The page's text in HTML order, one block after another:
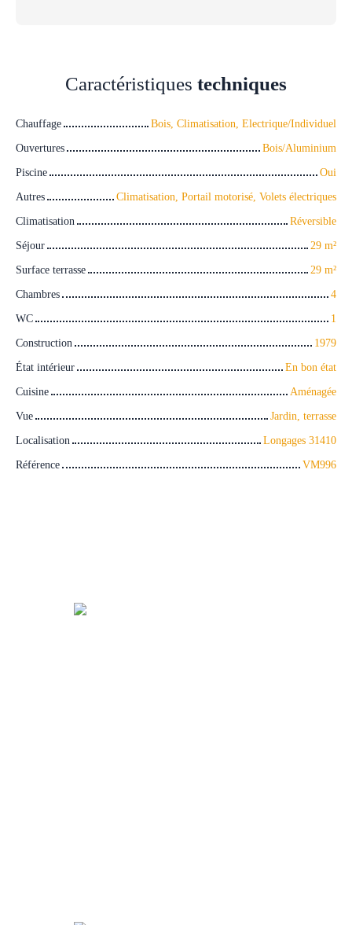
Caractéristiques techniques
Chauffage
Bois, Climatisation, Electrique/Individuel
Ouvertures
Bois/Aluminium
Piscine
Oui
Autres
Climatisation, Portail motorisé, Volets électriques
Climatisation
Réversible
Séjour
29 m²
Surface terrasse
29 m²
Chambres
4
WC
1
Construction
1979
État intérieur
En bon état
Cuisine
Aménagée
Vue
Jardin, terrasse
Localisation
Longages 31410
Référence
VM996